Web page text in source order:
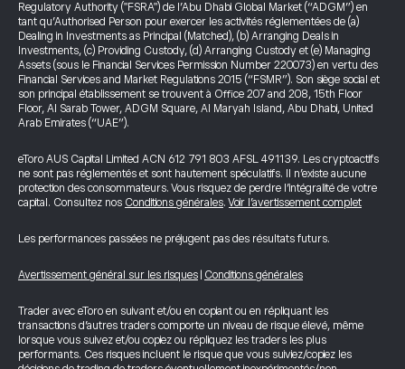
Regulatory Authority ("FSRA") de l’Abu Dhabi Global Market (“ADGM”) en
tant qu’Authorised Person pour exercer les activités réglementées de (a)
Dealing in Investments as Principal (Matched), (b) Arranging Deals in
Investments, (c) Providing Custody, (d) Arranging Custody et (e) Managing
Assets (sous le Financial Services Permission Number 220073) en vertu des
Financial Services and Market Regulations 2015 (“FSMR”). Son siège social et
son principal établissement se trouvent à Office 207 and 208, 15th Floor
Floor, Al Sarab Tower, ADGM Square, Al Maryah Island, Abu Dhabi, United
Arab Emirates (“UAE”).
eToro AUS Capital Limited ACN 612 791 803 AFSL 491139. Les cryptoactifs
ne sont pas réglementés et sont hautement spéculatifs. Il n’existe aucune
protection des consommateurs. Vous risquez de perdre l’intégralité de votre
capital. Consultez nos Conditions générales.Voir l’avertissement complet
Les performances passées ne préjugent pas des résultats futurs.
Avertissement général sur les risques Conditions générales
Trader avec eToro en suivant et/ou en copiant ou en répliquant les
transactions d’autres traders comporte un niveau de risque élevé, même
lorsque vous suivez et/ou copiez ou répliquez les traders les plus
performants. Ces risques incluent le risque que vous suiviez/copiez les